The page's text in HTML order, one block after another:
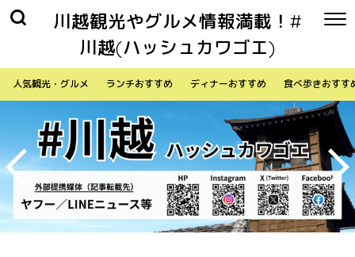
川越観光やグルメ情報満載！#
川越(ハッシュカワゴエ)
人気観光・グルメ ランチおすすめ ディナーおすすめ 食べ歩きおすす